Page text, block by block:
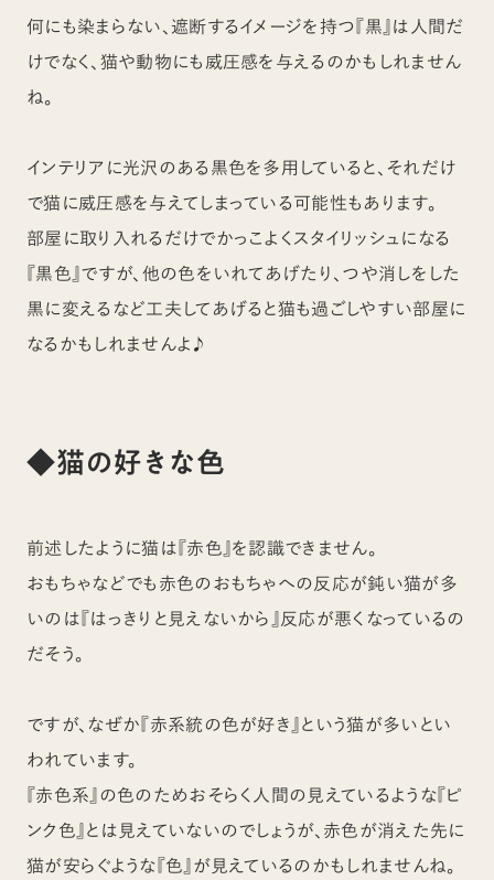
何にも染まらない、遮断するイメージを持つ『黒』は人間だ
けでなく、猫や動物にも威圧感を与えるのかもしれません
ね。
インテリアに光沢のある黒色を多用していると、それだけ
で猫に威圧感を与えてしまっている可能性もあります。
部屋に取り入れるだけでかっこよくスタイリッシュになる
『黒色』ですが、他の色をいれてあげたり、つや消しをした
黒に変えるなど工夫してあげると猫も過ごしやすい部屋に
なるかもしれませんよ♪
◆猫の好きな色
前述したように猫は『赤色』を認識できません。
おもちゃなどでも赤色のおもちゃへの反応が鈍い猫が多
いのは『はっきりと見えないから』反応が悪くなっているの
だそう。
ですが、なぜか『赤系統の色が好き』という猫が多いとい
われています。
『赤色系』の色のためおそらく人間の見えているような『ピ
ンク色』とは見えていないのでしょうが、赤色が消えた先に
猫が安らぐような『色』が見えているのかもしれませんね。